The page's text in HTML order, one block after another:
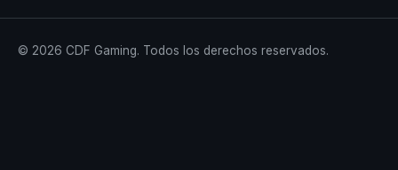
© 2026 CDF Gaming. Todos los derechos reservados.